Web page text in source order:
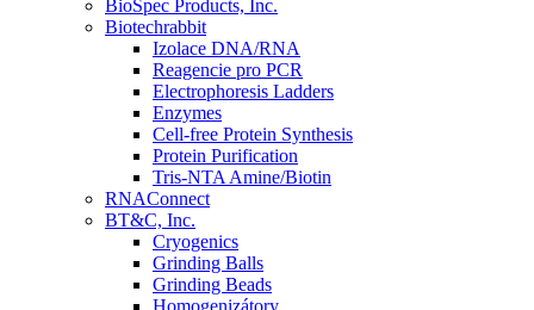
BioSpec Products, Inc.
Biotechrabbit
Izolace DNA/RNA
Reagencie pro PCR
Electrophoresis Ladders
Enzymes
Cell-free Protein Synthesis
Protein Purification
Tris-NTA Amine/Biotin
RNAConnect
BT&C, Inc.
Cryogenics
Grinding Balls
Grinding Beads
Homogenizátory